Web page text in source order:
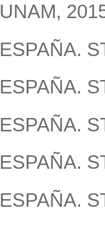
UNAM,
ESPAÑA.
ESPAÑA.
ESPAÑA.
ESPAÑA.
ESPAÑA.